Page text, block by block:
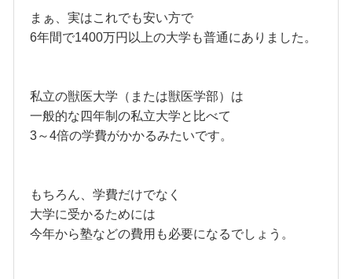
まぁ、実はこれでも安い方で
6年間で1400万円以上の大学も普通にありました。
私立の獣医大学（または獣医学部）は
一般的な四年制の私立大学と比べて
3～4倍の学費がかかるみたいです。
もちろん、学費だけでなく
大学に受かるためには
今年から塾などの費用も必要になるでしょう。